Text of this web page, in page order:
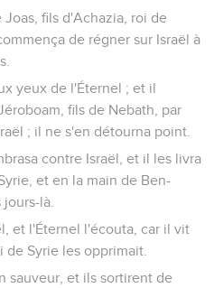
fils d'Achazia, roi de
de régner sur Israël à
yeux de l'Éternel ; et il
fils de Nebath, par
; il ne s'en détourna point.
contre Israël, et il les livra
et en la main de Ben-
là.
et l'Éternel l'écouta, car il vit
de Syrie les opprimait.
sauveur, et ils sortirent de